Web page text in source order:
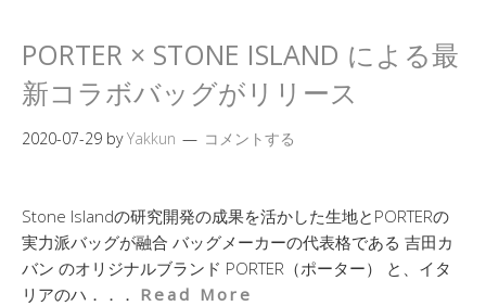
PORTER × STONE ISLAND による最
新コラボバッグがリリース
2020-07-29 byYakkun コメントする
Stone Islandの研究開発の成果を活かした生地とPORTERの
実力派バッグが融合 バッグメーカーの代表格である 吉田カ
バン のオリジナルブランド PORTER（ポーター） と、イタ
リアのハ．．． Read More